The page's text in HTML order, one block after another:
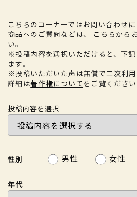
こちらのコーナーではお問い合わせに
商品へのご質問などは、
こちらから
い。
※投稿内容を選択いただけると、下
ます。
※投稿いただいた声は無償で二次利用
詳細は著作権について をご覧ください
投稿内容を選択
性別 男性 女性
年代